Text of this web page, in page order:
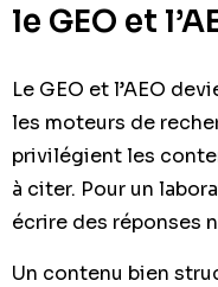
le GEO et
Le GEO et l’AEO
les moteurs de
privilégient les
à citer. Pour un
écrire des réponses
Un contenu bien